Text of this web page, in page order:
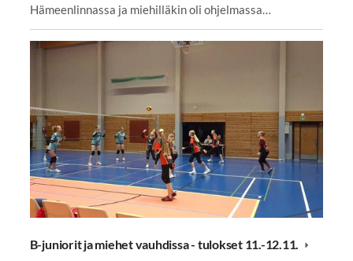
Hämeenlinnassa ja miehilläkin oli ohjelmassa…
B-juniorit ja miehet vauhdissa - tulokset 11.-12.11.